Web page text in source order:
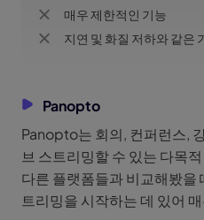
매우 제한적인 기능
지연 및 화질 저하와 같은
Panopto
Panopto는 회의, 컨퍼런스,
브 스트리밍할 수 있는 다목
다른 플랫폼들과 비교해봤을
트리밍을 시작하는 데 있어